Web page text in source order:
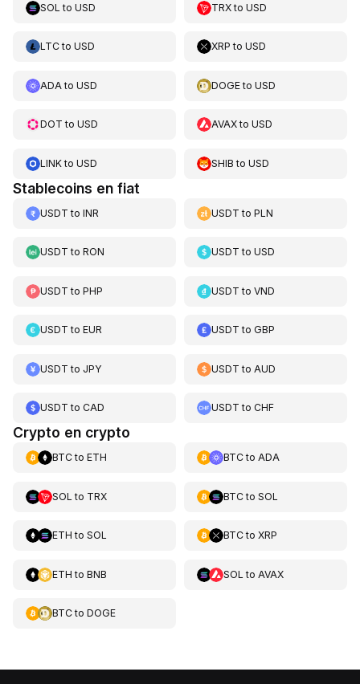
SOL to USD TRXtoUSD
LTCto USD XRP toUSD
ADA to USD DOGEtoUSD
DOT to USD AVAXtoUSD
LINKto USD SHIB toUSD
Stablecoins en fiat
USDT to INR USDT toPLN
USDT to RON USDT toUSD
USDT to PHP USDT toVND
USDT to EUR USDT toGBP
USDT to JPY USDT to AUD
USDT to CAD USDT toCHF
Crypto en crypto
BTCto ETH BTCto ADA
SOL to TRX BTCto SOL
ETH to SOL BTCto XRP
ETH to BNB SOL to AVAX
BTCto DOGE